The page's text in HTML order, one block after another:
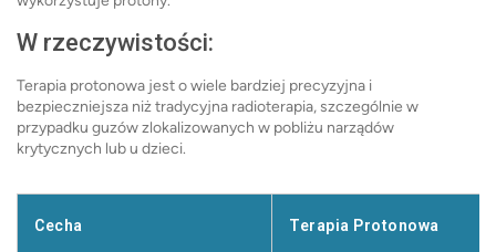
W rzeczywistości:
Terapia protonowa jest o wiele bardziej precyzyjna i
bezpieczniejsza niż tradycyjna radioterapia, szczególnie w
przypadku guzów zlokalizowanych w pobliżu narządów
krytycznych lub u dzieci.
Cecha Terapia Protonowa